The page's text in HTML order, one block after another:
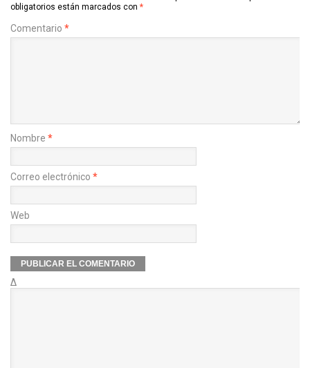
obligatorios están marcados con *
Comentario *
Nombre *
Correo electrónico *
Web
Δ